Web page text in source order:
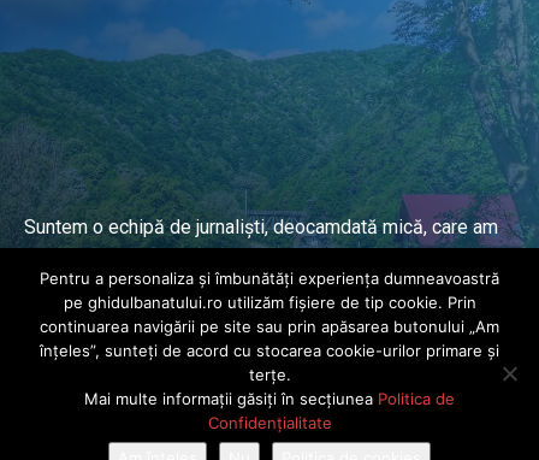
Suntem o echipă de jurnaliști, deocamdată mică, care am
ani.
© Ghidul Banatului 2025. Toate drepturile rezervate · Dezvoltat de
Power Media FX
Pentru a personaliza și îmbunătăți experiența dumneavoastră
pe ghidulbanatului.ro utilizăm fișiere de tip cookie. Prin
continuarea navigării pe site sau prin apăsarea butonului „Am
înțeles”, sunteți de acord cu stocarea cookie-urilor primare și
terțe.
Mai multe informații găsiți în secțiunea Politica de
Confidențialitate